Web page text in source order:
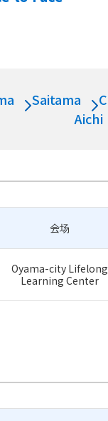
Saitama
Aichi
会场
Oyama-city Lifelong
Learning Center